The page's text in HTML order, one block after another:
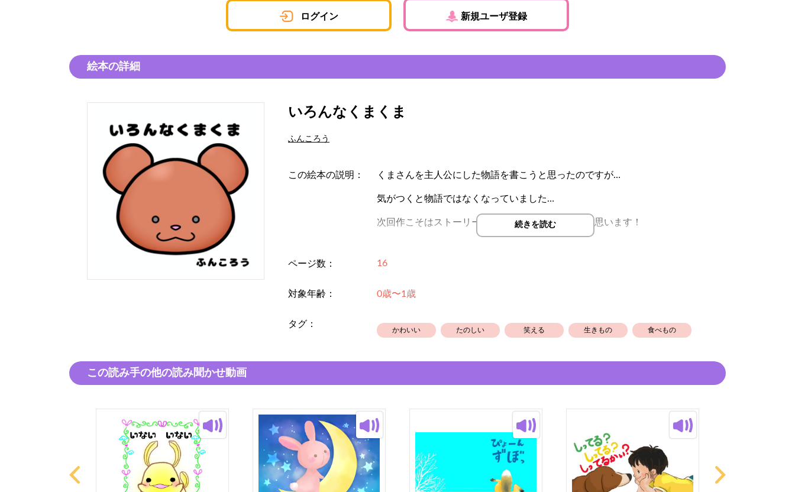
ログイン 新規ユーザ登録
絵本の詳細
いろんなくまくま
ふんころう
この絵本の説明： くまさんを主人公にした物語を書こうと思ったのですが…
気がつくと物語ではなくなっていました…
次回作こそはストーリー性のある絵本を作りたいと思います！
続きを読む
ページ数： 16
対象年齢： 0歳〜1歳
タグ：
かわいい たのしい 笑える 生きもの 食べもの
この読み手の他の読み聞かせ動画